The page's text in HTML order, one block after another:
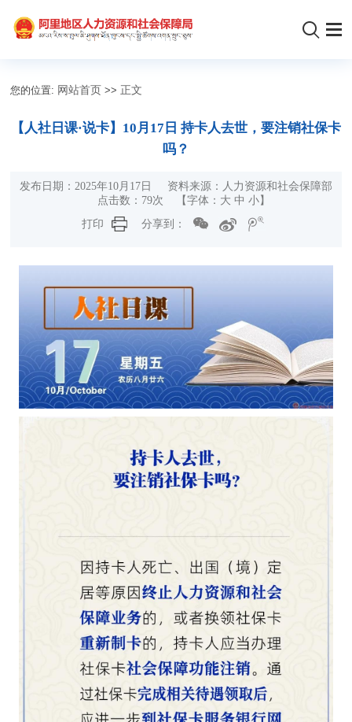
您的位置: 网站首页 >> 正文
【人社日课·说卡】10月17日 持卡人去世，要注销社保卡
吗？
发布日期：2025年10月17日 资料来源：人力资源和社会保障部
点击数： 79次 【字体： 大 中 小】
打印
分享到：